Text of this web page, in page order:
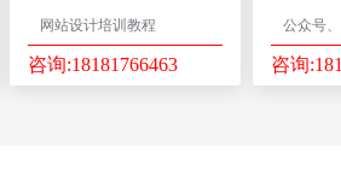
网站设计培训教程
咨询:18181766463
公众号
咨询